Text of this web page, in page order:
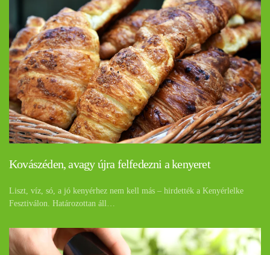
Kovászéden, avagy újra felfedezni a kenyeret
Liszt, víz, só, a jó kenyérhez nem kell más – hirdették a Kenyérlelke
Fesztiválon. Határozottan áll…